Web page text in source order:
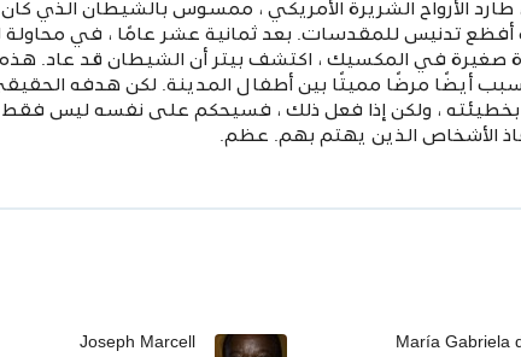
، طارد الأرواح الشريرة الأمريكي ، ممسوس بالشيطان الذي
تدنيس للمقدسات. بعد ثمانية عشر عامًا ، في محاولة
صغيرة في المكسيك ، اكتشف بيتر أن الشيطان قد عاد. هذه
أيضًا مرضًا مميتًا بين أطفال المدينة. لكن هدفه
، ولكن إذا فعل ذلك ، فسيحكم على نفسه ليس فقط
الأشخاص الذين يهتم بهم. عظم.
María Gabriela
Joseph Marcell